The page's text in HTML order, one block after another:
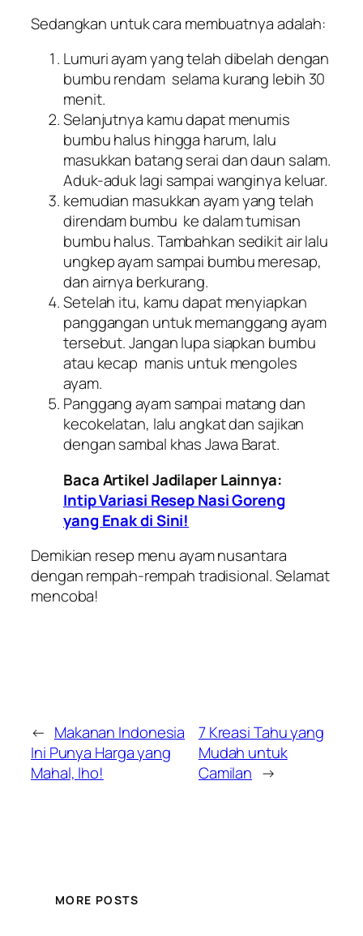
Sedangkan untuk cara membuatnya adalah:
Lumuri ayam yang telah dibelah dengan
bumbu rendam selama kurang lebih 30
menit.
Selanjutnya kamu dapat menumis
bumbu halus hingga harum, lalu
masukkan batang serai dan daun salam.
Aduk-aduk lagi sampai wanginya keluar.
kemudian masukkan ayam yang telah
direndam bumbu ke dalam tumisan
bumbu halus. Tambahkan sedikit air lalu
ungkep ayam sampai bumbu meresap,
dan airnya berkurang.
Setelah itu, kamu dapat menyiapkan
panggangan untuk memanggang ayam
tersebut. Jangan lupa siapkan bumbu
atau kecap manis untuk mengoles
ayam.
Panggang ayam sampai matang dan
kecokelatan, lalu angkat dan sajikan
dengan sambal khas Jawa Barat.
Baca Artikel Jadilaper Lainnya:
Intip Variasi Resep Nasi Goreng
yang Enak di Sini!
Demikian resep menu ayam nusantara
dengan rempah-rempah tradisional. Selamat
mencoba!
← Makanan Indonesia
Ini Punya Harga yang
Mahal, lho!
7 Kreasi Tahu yang
Mudah untuk
Camilan →
MORE POSTS